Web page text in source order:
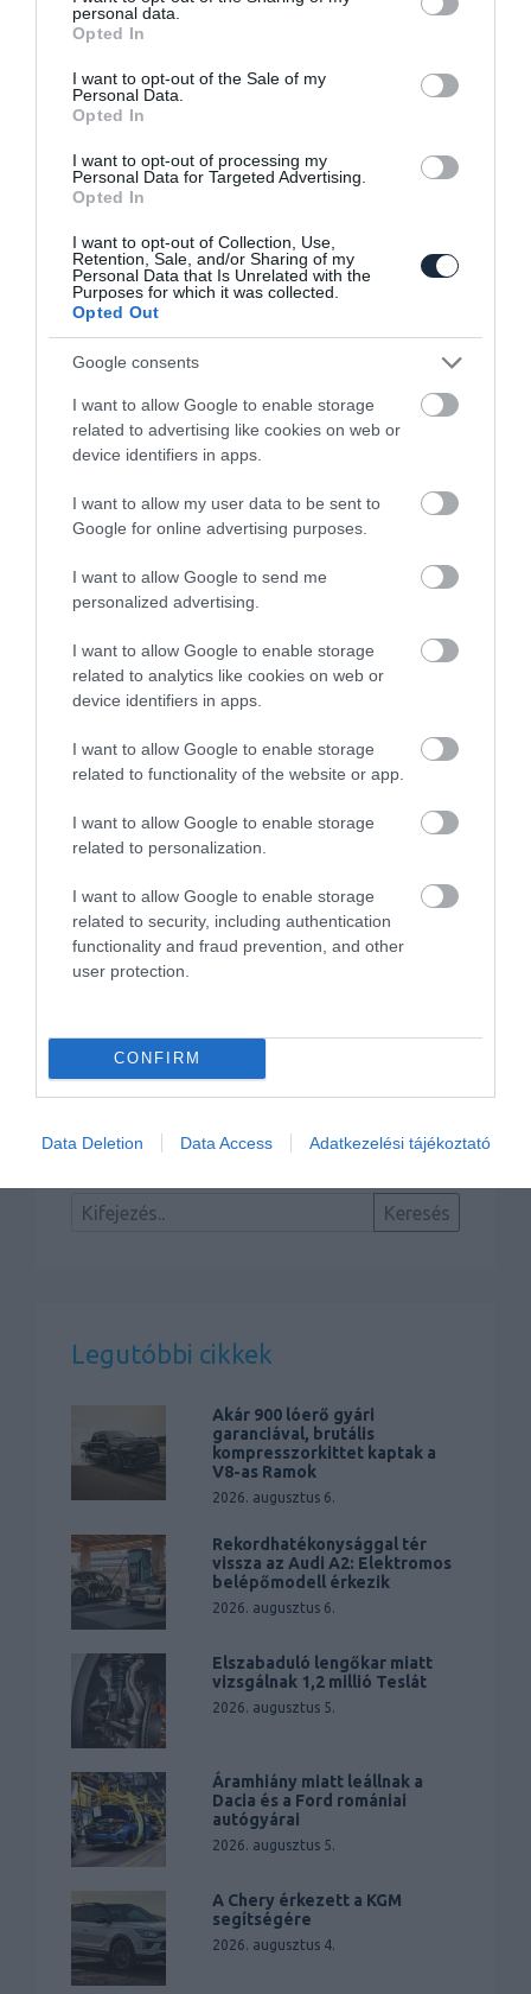
grant or deny consent to Google and its third-party tags to
use your data for below specified purposes in below Google
consent section.
personal data.
Opted In
I want to opt-out of the Sale of my
Personal Data.
Opted In
I want to opt-out of processing my
Personal Data for Targeted Advertising.
Opted In
I want to opt-out of Collection, Use,
Retention, Sale, and/or Sharing of my
Personal Data that Is Unrelated with the
Purposes for which it was collected.
Opted Out
Google consents
I want to allow Google to enable storage
related to advertising like cookies on web or
device identifiers in apps.
I want to allow my user data to be sent to
Google for online advertising purposes.
I want to allow Google to send me
personalized advertising.
I want to allow Google to enable storage
related to analytics like cookies on web or
device identifiers in apps.
I want to allow Google to enable storage
related to functionality of the website or app.
I want to allow Google to enable storage
related to personalization.
I want to allow Google to enable storage
related to security, including authentication
functionality and fraud prevention, and other
user protection.
CONFIRM
Data Deletion Data Access Adatkezelési tájékoztató
Lencsevégen egy rejtélyes Honda-
Felturbózták Ken Block Mustangját
Dízelt visz Amerikába a BMW
Nem gyárt több autót Amerikában a
Ismét fűnyíró rekordot döntött a Honda
Legutóbbi cikkek
Akár 900 lóerő gyári
garanciával, brutális
kompresszorkittet kaptak a
V8-as Ramok
2026. augusztus 6.
Rekordhatékonysággal tér
vissza az Audi A2: Elektromos
belépőmodell érkezik
2026. augusztus 6.
Elszabaduló lengőkar miatt
vizsgálnak 1,2 millió Teslát
2026. augusztus 5.
Áramhiány miatt leállnak a
Dacia és a Ford romániai
autógyárai
2026. augusztus 5.
A Chery érkezett a KGM
segítségére
2026. augusztus 4.